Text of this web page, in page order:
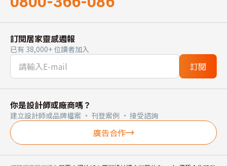
訂閱居家靈感週報
已有 38,000+ 位讀者加入
訂閱
你是設計師或廠商嗎？
建立設計師或品牌檔案 · 刊登案例 · 接受諮詢
廣告合作